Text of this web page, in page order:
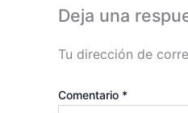
Deja una
Tu dirección de
Comentario *